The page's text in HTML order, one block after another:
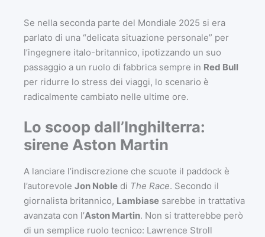
Se nella seconda parte del Mondiale 2025 si era
parlato di una “delicata situazione personale” per
l’ingegnere italo-britannico, ipotizzando un suo
passaggio a un ruolo di fabbrica sempre in Red Bull
per ridurre lo stress dei viaggi, lo scenario è
radicalmente cambiato nelle ultime ore.
Lo scoop dall’Inghilterra:
sirene Aston Martin
A lanciare l’indiscrezione che scuote il paddock è
l’autorevole Jon Noble di The Race. Secondo il
giornalista britannico, Lambiase sarebbe in trattativa
avanzata con l’Aston Martin. Non si tratterebbe però
di un semplice ruolo tecnico: Lawrence Stroll